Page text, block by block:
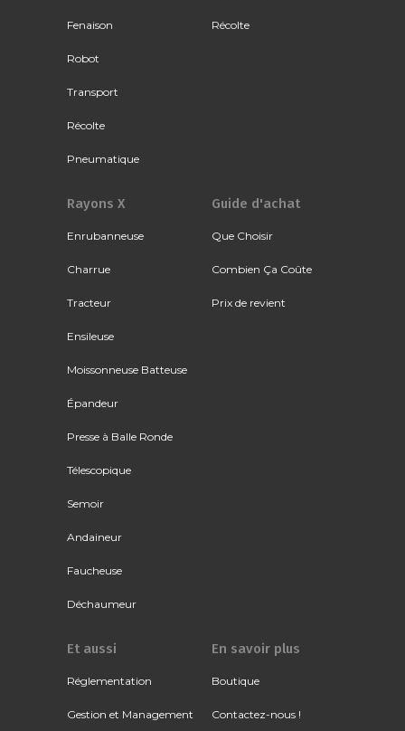
Fenaison
Robot
Transport
Récolte
Pneumatique
Récolte
Rayons X
Enrubanneuse
Charrue
Tracteur
Ensileuse
Moissonneuse Batteuse
Épandeur
Presse à Balle Ronde
Télescopique
Semoir
Andaineur
Faucheuse
Déchaumeur
Guide d'achat
Que Choisir
Combien Ça Coûte
Prix de revient
Et aussi
Réglementation
Gestion et Management
En savoir plus
Boutique
Contactez-nous !